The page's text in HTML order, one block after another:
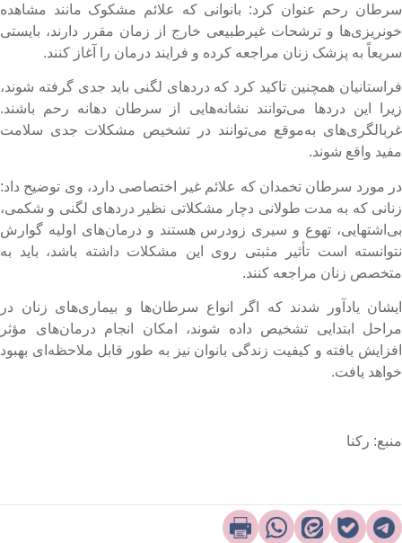
رحم عنوان کرد: بانوانی که علائم مشکوک مانند مشاهده
و ترشحات غیرطبیعی خارج از زمان مقرر دارند، بایستی
به پزشک زنان مراجعه کرده و فرایند درمان را آغاز کنند.
همچنین تاکید کرد که دردهای لگنی باید جدی گرفته شوند،
این دردها می‌توانند نشانه‌هایی از سرطان دهانه رحم باشند.
به‌موقع می‌توانند در تشخیص مشکلات جدی سلامت
واقع شوند.
مورد سرطان تخمدان که علائم غیر اختصاصی دارد، وی توضیح داد:
که به مدت طولانی دچار مشکلاتی نظیر دردهای لگنی و شکمی،
تهوع و سیری زودرس هستند و درمان‌های اولیه گوارش
است تأثیر مثبتی روی این مشکلات داشته باشد، باید به
زنان مراجعه کنند.
یادآور شدند که اگر انواع سرطان‌ها و بیماری‌های زنان در
ابتدایی تشخیص داده شوند، امکان انجام درمان‌های مؤثر
یافته و کیفیت زندگی بانوان نیز به طور قابل ملاحظه‌ای بهبود
یافت.
رکنا